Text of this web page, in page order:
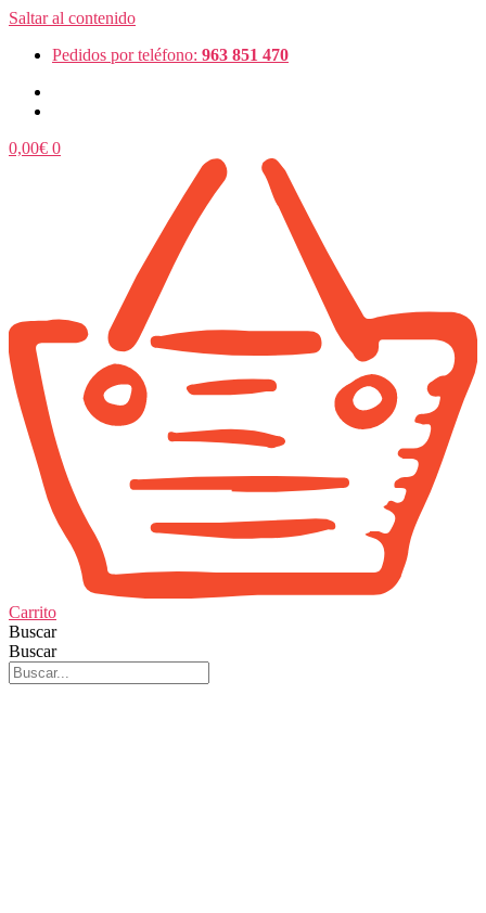
Saltar al contenido
Pedidos por teléfono: 963 851 470
0,00€ 0
Carrito
Buscar
Buscar